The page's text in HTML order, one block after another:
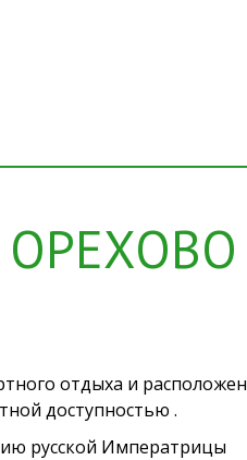
ОРЕХОВО
отдыха и расположен
доступностью .
русской Императрицы